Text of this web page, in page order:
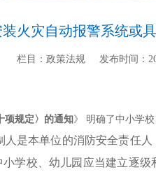
火灾自动报警系统或
栏目：政策法规 发布时间：
项规定〉的通知》 明确了中小学校
是本单位的消防安全责任
学校、幼儿园应当建立逐